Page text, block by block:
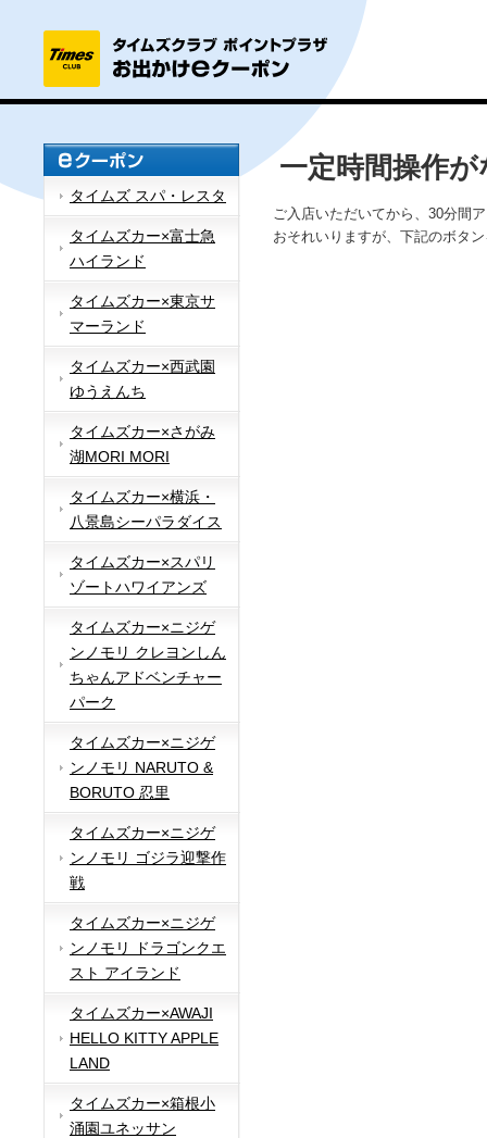
タイムズ スパ・レスタ
タイムズカー×富士急
ハイランド
タイムズカー×東京サ
マーランド
タイムズカー×西武園
ゆうえんち
タイムズカー×さがみ
湖MORI MORI
タイムズカー×横浜・
八景島シーパラダイス
タイムズカー×スパリ
ゾートハワイアンズ
タイムズカー×ニジゲ
ンノモリ クレヨンしん
ちゃんアドベンチャー
パーク
タイムズカー×ニジゲ
ンノモリ NARUTO &
BORUTO 忍里
タイムズカー×ニジゲ
ンノモリ ゴジラ迎撃作
戦
タイムズカー×ニジゲ
ンノモリ ドラゴンクエ
スト アイランド
タイムズカー×AWAJI
HELLO KITTY APPLE
LAND
タイムズカー×箱根小
涌園ユネッサン
一定時間操作
ご入店いただいてから、30分間
おそれいりますが、下記のボタ